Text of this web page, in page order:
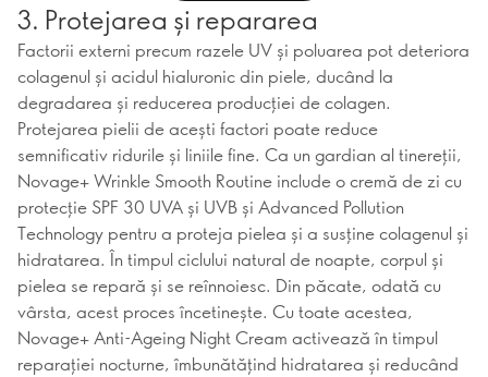
3. Protejarea și repararea
Factorii externi precum razele UV și poluarea pot deteriora
colagenul și acidul hialuronic din piele, ducând la
degradarea și reducerea producției de colagen.
Protejarea pielii de acești factori poate reduce
semnificativ ridurile și liniile fine. Ca un gardian al tinereții,
Novage+ Wrinkle Smooth Routine include o cremă de zi cu
protecție SPF 30 UVA și UVB și Advanced Pollution
Technology pentru a proteja pielea și a susține colagenul și
hidratarea. În timpul ciclului natural de noapte, corpul și
pielea se repară și se reînnoiesc. Din păcate, odată cu
vârsta, acest proces încetinește. Cu toate acestea,
Novage+ Anti-Ageing Night Cream activează în timpul
reparației nocturne, îmbunătățind hidratarea și reducând